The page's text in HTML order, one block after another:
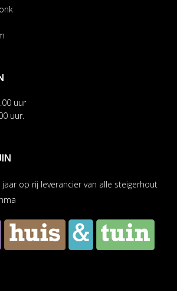
uur
uur.
op rij leverancier van alle steigerhout